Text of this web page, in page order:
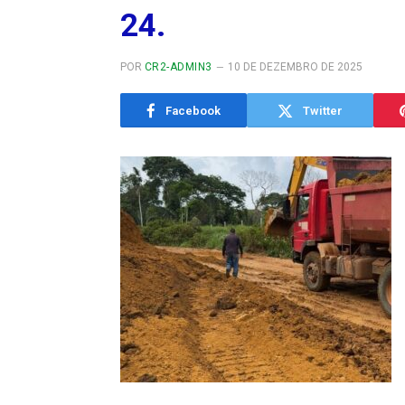
24.
POR CR2-ADMIN3 10 DE DEZEMBRO DE 2025
Facebook Twitter